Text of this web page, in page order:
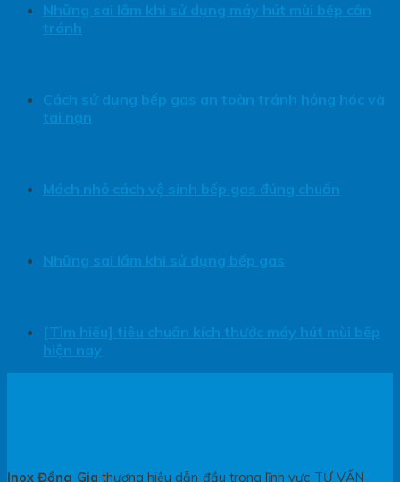
Những sai lầm khi sử dụng máy hút mùi bếp cần
tránh
Cách sử dụng bếp gas an toàn tránh hỏng hóc và
tai nạn
Mách nhỏ cách vệ sinh bếp gas đúng chuẩn
Những sai lầm khi sử dụng bếp gas
[Tìm hiểu] tiêu chuẩn kích thước máy hút mùi bếp
hiện nay
Inox Đồng Gia thương hiệu dẫn đầu trong lĩnh vực TƯ VẤN